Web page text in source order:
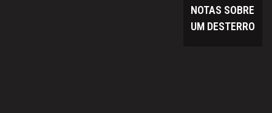
NOTAS SOBRE
UM DESTERRO